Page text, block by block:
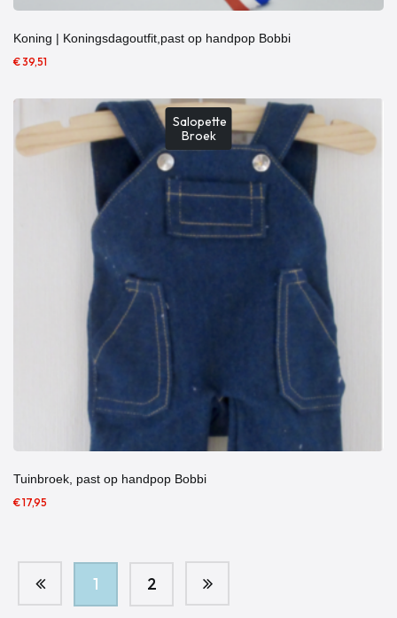
Koning | Koningsdagoutfit,past op handpop Bobbi
€ 39,51
Salopette
Broek
Tuinbroek, past op handpop Bobbi
€ 17,95
1 2